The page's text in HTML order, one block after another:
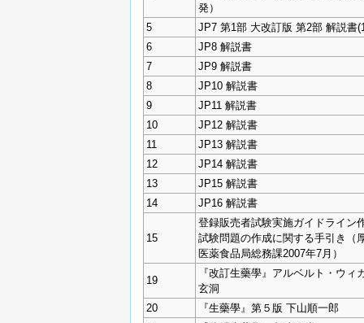
発）
5
JP7 第1部 大改訂版 第2部 解説書
6
JP8 解説書
7
JP9 解説書
8
JP10 解説書
9
JP11 解説書
10
JP12 解説書
11
JP13 解説書
12
JP14 解説書
13
JP15 解説書
14
JP16 解説書
15
登録販売者試験実施ガイドライン
試験問題の作成に関する手引き（
医薬食品局総務課2007年7月）
19
『改訂生藥學』アルベルト・ウィ
玄洞
20
『生藥學』第５版 下山順一郎